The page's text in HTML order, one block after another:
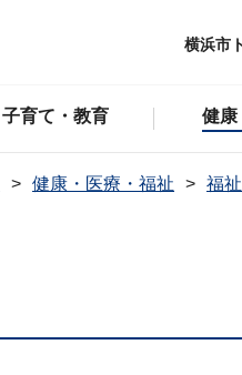
横浜市
子育て・教育 健康
健康・医療・福祉 福